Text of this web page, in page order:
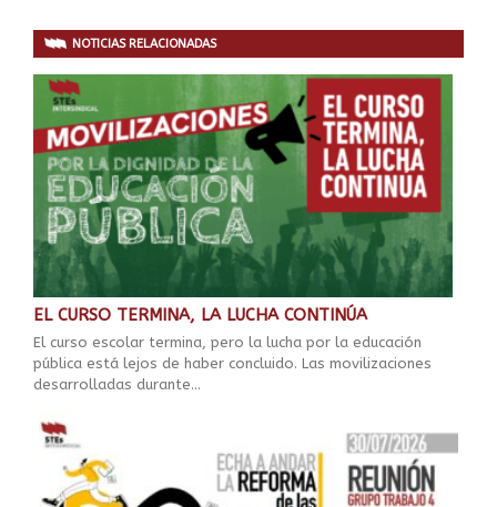
NOTICIAS RELACIONADAS
EL CURSO TERMINA, LA LUCHA CONTINÚA
El curso escolar termina, pero la lucha por la educación
pública está lejos de haber concluido. Las movilizaciones
desarrolladas durante...